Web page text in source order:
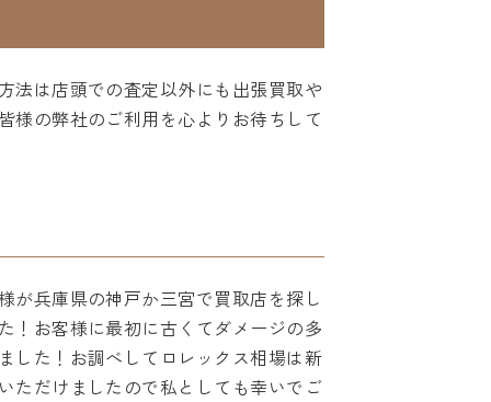
法は店頭での査定以外にも出張買取や
様の弊社のご利用を心よりお待ちして
が兵庫県の神戸か三宮で買取店を探し
！お客様に最初に古くてダメージの多
した！お調べしてロレックス相場は新
ただけましたので私としても幸いでご